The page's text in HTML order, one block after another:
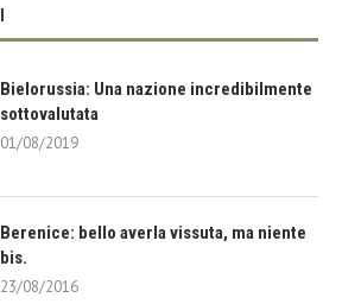
Bielorussia: Una nazione incredibilmente
sottovalutata
01/08/2019
Berenice: bello averla vissuta, ma niente
bis.
23/08/2016